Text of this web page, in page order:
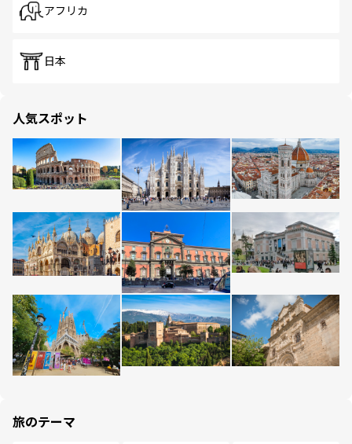
アフリカ
日本
人気スポット
旅のテーマ